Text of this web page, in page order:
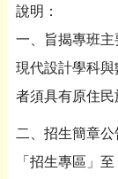
說明：
一、旨揭專班
現代設計學科
者須具有原住民
二、招生簡章
「招生專區」